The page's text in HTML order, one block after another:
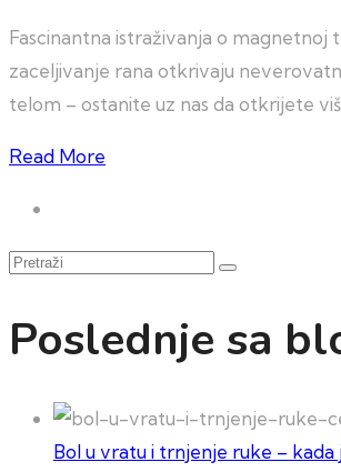
Fascinantna istraživanja o magnetnoj
zaceljivanje rana otkrivaju
telom – ostanite uz nas da otkrijete
Read More
Pretraži
Poslednje sa
Bol u vratu i trnjenje ruke – kada